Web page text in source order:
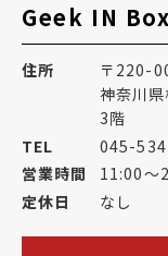
Geek IN
住所
〒220-
神奈川
3階
TEL
045-
営業時間
11:00～
定休日
なし